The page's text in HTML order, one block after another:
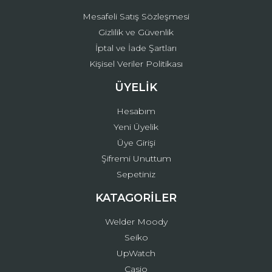
Mesafeli Satış Sözleşmesi
Gizlilik ve Güvenlik
İptal ve İade Şartları
Kişisel Veriler Politikası
ÜYELİK
Hesabım
Yeni Üyelik
Üye Girişi
Şifremi Unuttum
Sepetiniz
KATAGORİLER
Welder Moody
Seiko
UpWatch
Casio